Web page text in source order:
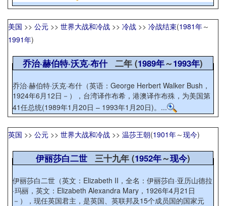
美国 >> 公元 >> 世界大战和冷战 >> 冷战 >> 冷战结束(1981年～
1991年)
乔治·赫伯特·沃克·布什二年 (1989年～1993年)
乔治·赫伯特·沃克·布什（英语：George Herbert Walker Bush，
1924年6月12日－），台湾译作布希，港澳译作布殊，为美国第
41任总统(1989年1月20日 – 1993年1月20日)。...
英国 >> 公元 >> 世界大战和冷战 >> 温莎王朝(1901年～现今)
伊丽莎白二世三十九年 (1952年～现今)
伊丽莎白二世（英文：Elizabeth II，全名：伊丽莎白·亚历山德拉
·玛丽，英文：Elizabeth Alexandra Mary，1926年4月21日
－），现任英国君主，是英国、英联邦及15个成员国的国家元